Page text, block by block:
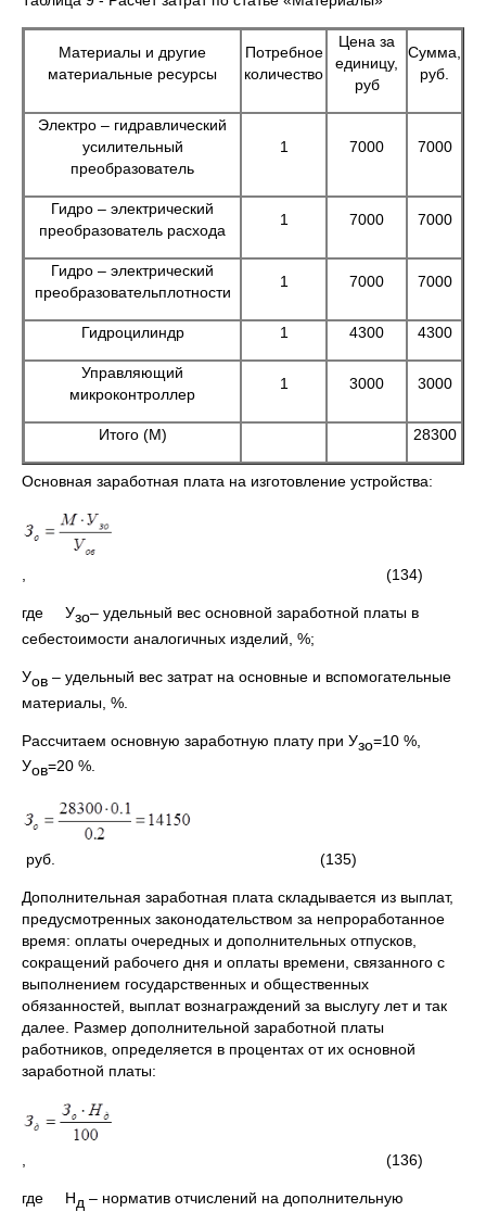
Материалы и другие
материальные ресурсы
Потребное
количество
Цена за
единицу,
руб
Сумма,
руб.
Электро – гидравлический
усилительный
преобразователь
1 7000 7000
Гидро – электрический
преобразователь расхода
1 7000 7000
Гидро – электрический
преобразовательплотности
1 7000 7000
Гидроцилиндр 1 4300 4300
Управляющий
микроконтроллер
1 3000 3000
Итого (М) 28300
Основная заработная плата на изготовление устройства:
, (134)
где Узо– удельный вес основной заработной платы в
себестоимости аналогичных изделий, %;
Уов – удельный вес затрат на основные и вспомогательные
материалы, %.
Рассчитаем основную заработную плату при Узо=10 %,
Уов=20 %.
руб. (135)
Дополнительная заработная плата складывается из выплат,
предусмотренных законодательством за непроработанное
время: оплаты очередных и дополнительных отпусков,
сокращений рабочего дня и оплаты времени, связанного с
выполнением государственных и общественных
обязанностей, выплат вознаграждений за выслугу лет и так
далее. Размер дополнительной заработной платы
работников, определяется в процентах от их основной
заработной платы:
, (136)
где Нд – норматив отчислений на дополнительную